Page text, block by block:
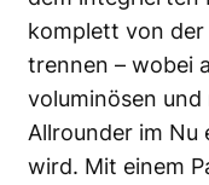
komplett von
trennen – wobei
voluminösen
Allrounder im Nu
wird. Mit einem